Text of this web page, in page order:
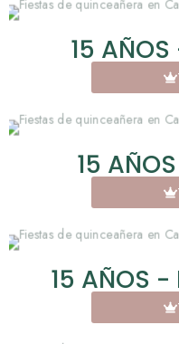
15
15
15 AÑOS -